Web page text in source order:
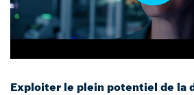
Exploiter le plein potentiel de la